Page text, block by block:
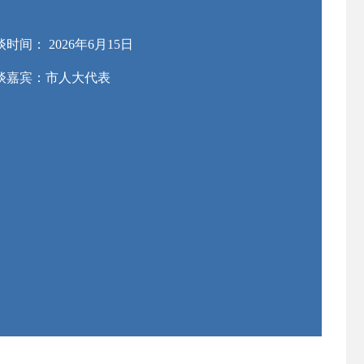
时间： 2026年6月15日
嘉宾： 市人大代表